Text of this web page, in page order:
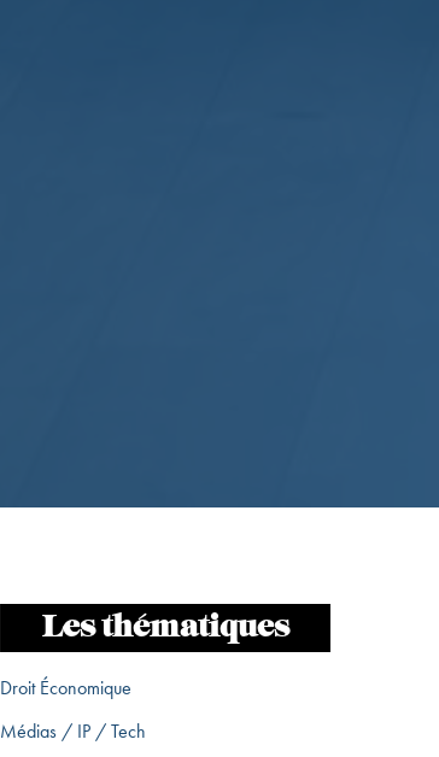
Les thématiques
Droit Économique
Médias / IP / Tech